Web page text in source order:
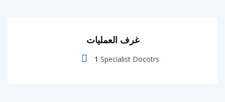
غرف العمليات
1 Specialist Docotrs